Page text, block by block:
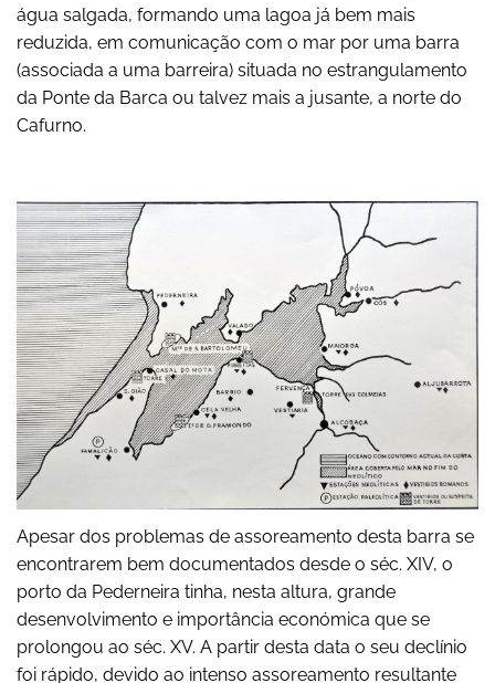
água salgada, formando uma lagoa já bem mais
reduzida, em comunicação com o mar por uma barra
(associada a uma barreira) situada no estrangulamento
da Ponte da Barca ou talvez mais a jusante, a norte do
Cafurno.
Apesar dos problemas de assoreamento desta barra se
encontrarem bem documentados desde o séc. XIV, o
porto da Pederneira tinha, nesta altura, grande
desenvolvimento e importância económica que se
prolongou ao séc. XV. A partir desta data o seu declínio
foi rápido, devido ao intenso assoreamento resultante